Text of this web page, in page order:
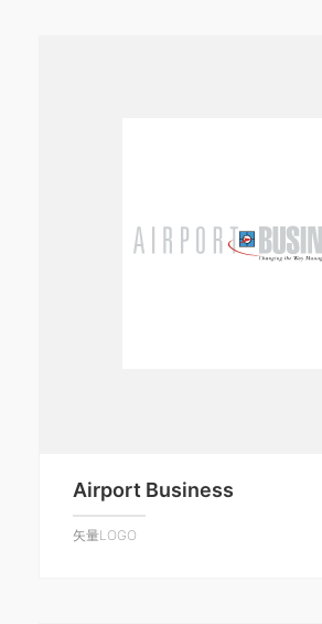
Airport Business
矢量LOGO